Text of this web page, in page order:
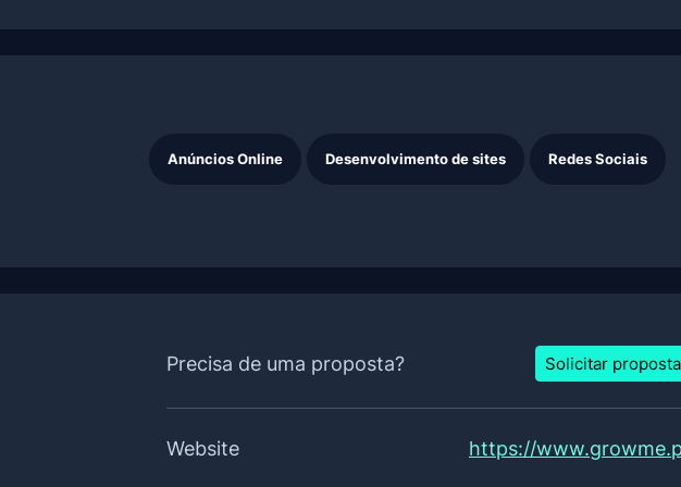
Anúncios Online Desenvolvimento de sites Redes Sociais
Precisa de uma proposta? Solicitar proposta
Website https://